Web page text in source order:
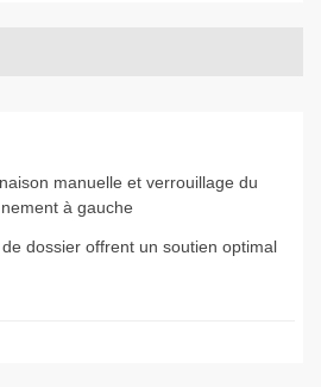
manuelle et verrouillage du
à gauche
dossier offrent un soutien optimal